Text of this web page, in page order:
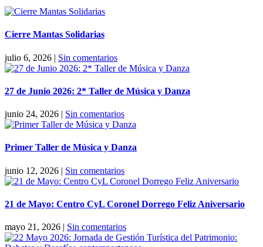
Cierre Mantas Solidarias
julio 6, 2026 | Sin comentarios
27 de Junio 2026: 2* Taller de Música y Danza
junio 24, 2026 | Sin comentarios
Primer Taller de Música y Danza
junio 12, 2026 | Sin comentarios
21 de Mayo: Centro CyL Coronel Dorrego Feliz Aniversario
mayo 21, 2026 | Sin comentarios